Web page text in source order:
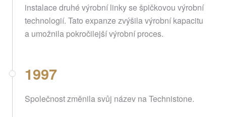
instalace druhé výrobní linky se špičkovou výrobní
technologií. Tato expanze zvýšila výrobní kapacitu
a umožnila pokročilejší výrobní proces.
1997
Společnost změnila svůj název na Technistone.